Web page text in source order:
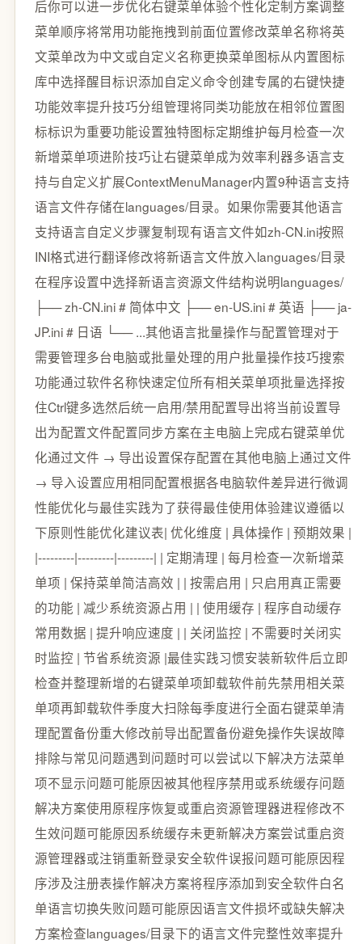
后你可以进一步优化右键菜单体验个性化定制方案调整
菜单顺序将常用功能拖拽到前面位置修改菜单名称将英
文菜单改为中文或自定义名称更换菜单图标从内置图标
库中选择醒目标识添加自定义命令创建专属的右键快捷
功能效率提升技巧分组管理将同类功能放在相邻位置图
标标识为重要功能设置独特图标定期维护每月检查一次
新增菜单项进阶技巧让右键菜单成为效率利器多语言支
持与自定义扩展ContextMenuManager内置9种语言支持
语言文件存储在languages/目录。如果你需要其他语言
支持语言自定义步骤复制现有语言文件如zh-CN.ini按照
INI格式进行翻译修改将新语言文件放入languages/目录
在程序设置中选择新语言资源文件结构说明languages/
├── zh-CN.ini # 简体中文 ├── en-US.ini # 英语 ├── ja-
JP.ini # 日语 └── ...其他语言批量操作与配置管理对于
需要管理多台电脑或批量处理的用户批量操作技巧搜索
功能通过软件名称快速定位所有相关菜单项批量选择按
住Ctrl键多选然后统一启用/禁用配置导出将当前设置导
出为配置文件配置同步方案在主电脑上完成右键菜单优
化通过文件 → 导出设置保存配置在其他电脑上通过文件
→ 导入设置应用相同配置根据各电脑软件差异进行微调
性能优化与最佳实践为了获得最佳使用体验建议遵循以
下原则性能优化建议表| 优化维度 | 具体操作 | 预期效果 |
|---------|---------|---------| | 定期清理 | 每月检查一次新增菜
单项 | 保持菜单简洁高效 | | 按需启用 | 只启用真正需要
的功能 | 减少系统资源占用 | | 使用缓存 | 程序自动缓存
常用数据 | 提升响应速度 | | 关闭监控 | 不需要时关闭实
时监控 | 节省系统资源 |最佳实践习惯安装新软件后立即
检查并整理新增的右键菜单项卸载软件前先禁用相关菜
单项再卸载软件季度大扫除每季度进行全面右键菜单清
理配置备份重大修改前导出配置备份避免操作失误故障
排除与常见问题遇到问题时可以尝试以下解决方法菜单
项不显示问题可能原因被其他程序禁用或系统缓存问题
解决方案使用原程序恢复或重启资源管理器进程修改不
生效问题可能原因系统缓存未更新解决方案尝试重启资
源管理器或注销重新登录安全软件误报问题可能原因程
序涉及注册表操作解决方案将程序添加到安全软件白名
单语言切换失败问题可能原因语言文件损坏或缺失解决
方案检查languages/目录下的语言文件完整性效率提升